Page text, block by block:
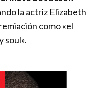
la actriz Elizabeth
como «el
soul».